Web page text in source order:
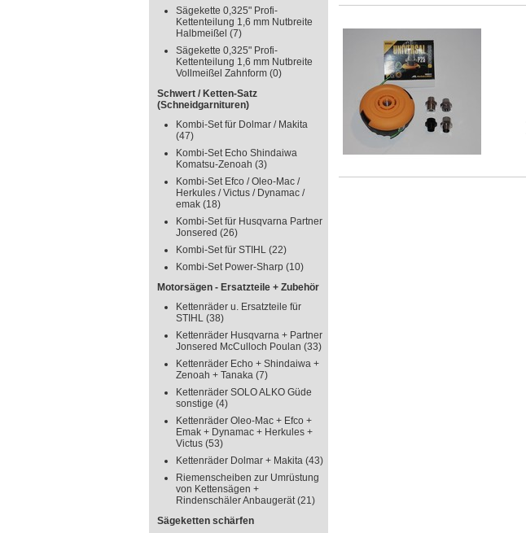
Sägekette 0,325" Profi-
Kettenteilung 1,6 mm Nutbreite
Halbmeißel (7)
Sägekette 0,325" Profi-
Kettenteilung 1,6 mm Nutbreite
Vollmeißel Zahnform (0)
Schwert / Ketten-Satz
(Schneidgarnituren)
Kombi-Set für Dolmar / Makita
(47)
Kombi-Set Echo Shindaiwa
Komatsu-Zenoah (3)
Kombi-Set Efco / Oleo-Mac /
Herkules / Victus / Dynamac /
emak (18)
Kombi-Set für Husqvarna Partner
Jonsered (26)
Kombi-Set für STIHL (22)
Kombi-Set Power-Sharp (10)
Motorsägen - Ersatzteile + Zubehör
Kettenräder u. Ersatzteile für
STIHL (38)
Kettenräder Husqvarna + Partner
Jonsered McCulloch Poulan (33)
Kettenräder Echo + Shindaiwa +
Zenoah + Tanaka (7)
Kettenräder SOLO ALKO Güde
sonstige (4)
Kettenräder Oleo-Mac + Efco +
Emak + Dynamac + Herkules +
Victus (53)
Kettenräder Dolmar + Makita (43)
Riemenscheiben zur Umrüstung
von Kettensägen +
Rindenschäler Anbaugerät(21)
Sägeketten schärfen